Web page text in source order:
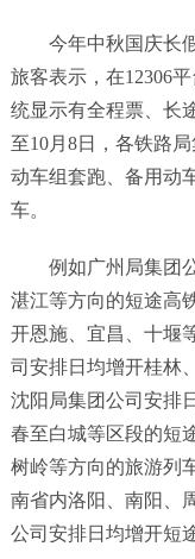
今年中秋国庆长假
旅客表示，在12306
统显示有全程票、长
至10月8日，各铁路
动车组套跑、备用动
车。
例如广州局集团公
湛江等方向的短途高
开恩施、宜昌、十堰
司安排日均增开桂林
沈阳局集团公司安排
春至白城等区段的短
树岭等方向的旅游列
南省内洛阳、南阳、
公司安排日均增开短